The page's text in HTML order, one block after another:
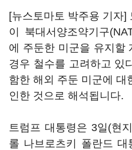
[뉴스토마토 박주용 기자]
이 북대서양조약기구
에 주둔한 미군을 유지할
경우 철수를 고려하고 있
함한 해외 주둔 미군에 대
인한 것으로 해석됩니다.
트럼프 대통령은 3일(현
롤 나브로츠키 폴란드 대